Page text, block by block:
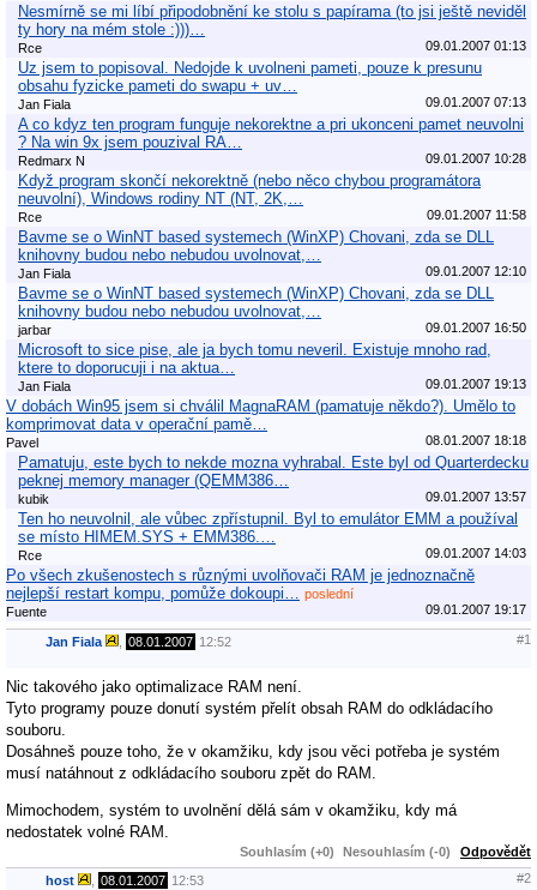
Nesmírně se mi líbí připodobnění ke stolu s papírama (to jsi ještě neviděl
ty hory na mém stole :)))…
Rce 09.01.2007 01:13
Uz jsem to popisoval. Nedojde k uvolneni pameti, pouze k presunu
obsahu fyzicke pameti do swapu + uv…
Jan Fiala 09.01.2007 07:13
A co kdyz ten program funguje nekorektne a pri ukonceni pamet neuvolni
? Na win 9x jsem pouzival RA…
Redmarx N 09.01.2007 10:28
Když program skončí nekorektně (nebo něco chybou programátora
neuvolní), Windows rodiny NT (NT, 2K,…
Rce 09.01.2007 11:58
Bavme se o WinNT based systemech (WinXP) Chovani, zda se DLL
knihovny budou nebo nebudou uvolnovat,…
Jan Fiala 09.01.2007 12:10
Bavme se o WinNT based systemech (WinXP) Chovani, zda se DLL
knihovny budou nebo nebudou uvolnovat,…
jarbar 09.01.2007 16:50
Microsoft to sice pise, ale ja bych tomu neveril. Existuje mnoho rad,
ktere to doporucuji i na aktua…
Jan Fiala 09.01.2007 19:13
V dobách Win95 jsem si chválil MagnaRAM (pamatuje někdo?). Umělo to
komprimovat data v operační pamě…
Pavel 08.01.2007 18:18
Pamatuju, este bych to nekde mozna vyhrabal. Este byl od Quarterdecku
peknej memory manager (QEMM386…
kubik 09.01.2007 13:57
Ten ho neuvolnil, ale vůbec zpřístupnil. Byl to emulátor EMM a používal
se místo HIMEM.SYS + EMM386.…
Rce 09.01.2007 14:03
Po všech zkušenostech s různými uvolňovači RAM je jednoznačně
nejlepší restart kompu, pomůže dokoupi…
poslední
Fuente
09.01.2007 19:17
Jan Fiala 08.01.2007 12:52 #1
Nic takového jako optimalizace RAM není.
Tyto programy pouze donutí systém přelít obsah RAM do odkládacího
souboru.
Dosáhneš pouze toho, že v okamžiku, kdy jsou věci potřeba je systém
musí natáhnout z odkládacího souboru zpět do RAM.
Mimochodem, systém to uvolnění dělá sám v okamžiku, kdy má
nedostatek volné RAM.
Souhlasím (+0) Nesouhlasím (-0) Odpovědět
host 08.01.2007 12:53 #2